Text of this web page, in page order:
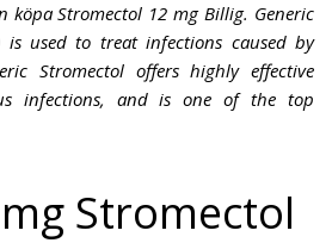
köpa Stromectol 12 mg Billig. Generic
is used to treat infections caused by
Stromectol offers highly effective
infections, and is one of the top
Stromectol